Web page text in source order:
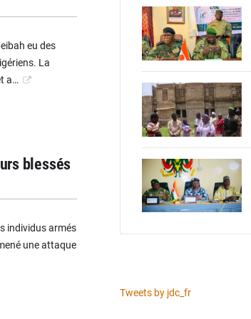
eu des
La
a…
blessés
individus armés
une attaque
© Ministère de l’Education
© Ministère de l’Education
Tweets by jdc_fr